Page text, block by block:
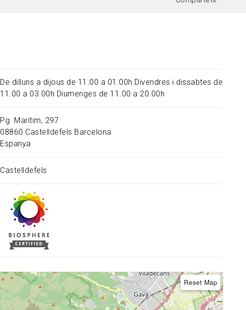
De dilluns a dijous de 11.00 a 01.00h Divendres i dissabtes de
11.00 a 03.00h Diumenges de 11.00 a 20.00h
Pg. Marítim, 297
08860 Castelldefels Barcelona
Espanya
Castelldefels
Reset Map